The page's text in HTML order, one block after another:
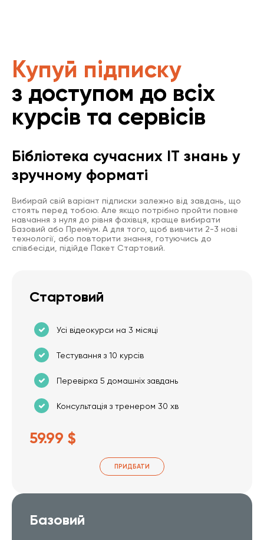
Купуй підписку
з доступом до всіх
курсів та сервісів
Бібліотека сучасних IT знань у
зручному форматі
Вибирай свій варіант підписки залежно від завдань, що
стоять перед тобою. Але якщо потрібно пройти повне
навчання з нуля до рівня фахівця, краще вибирати
Базовий або Преміум. А для того, щоб вивчити 2-3 нові
технології, або повторити знання, готуючись до
співбесіди, підійде Пакет Стартовий.
Стартовий
Усі відеокурси на 3 місяці
Тестування з 10 курсів
Перевірка 5 домашніх завдань
Консультація з тренером 30 хв
59.99 $
ПРИДБАТИ
Базовий